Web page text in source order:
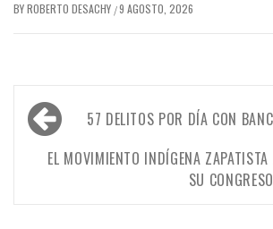
BYROBERTO DESACHY /9 AGOSTO, 2026
Navegación
de
entradas
57 DELITOS POR DÍA CON
EL MOVIMIENTO INDÍGENA
SU